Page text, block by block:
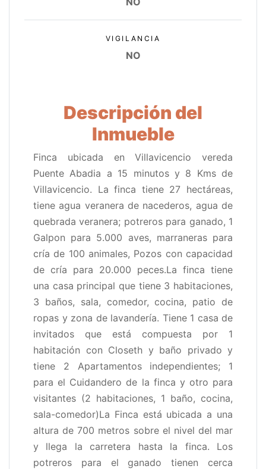
VIGILANCIA
NO
Descripción del
Inmueble
Finca ubicada en Villavicencio vereda
Puente Abadia a 15 minutos y 8 Kms de
Villavicencio. La finca tiene 27 hectáreas,
tiene agua veranera de nacederos, agua de
quebrada veranera; potreros para ganado, 1
Galpon para 5.000 aves, marraneras para
cría de 100 animales, Pozos con capacidad
de cría para 20.000 peces.La finca tiene
una casa principal que tiene 3 habitaciones,
3 baños, sala, comedor, cocina, patio de
ropas y zona de lavandería. Tiene 1 casa de
invitados que está compuesta por 1
habitación con Closeth y baño privado y
tiene 2 Apartamentos independientes; 1
para el Cuidandero de la finca y otro para
visitantes (2 habitaciones, 1 baño, cocina,
sala-comedor)La Finca está ubicada a una
altura de 700 metros sobre el nivel del mar
y llega la carretera hasta la finca. Los
potreros para el ganado tienen cerca